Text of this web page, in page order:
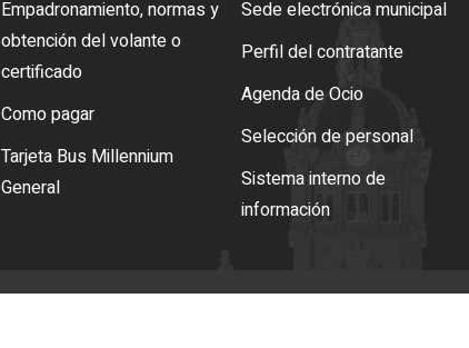
Empadronamiento, normas y
obtención del volante o
certificado
Como pagar
Tarjeta Bus Millennium
General
Sede electrónica municipal
Perfil del contratante
Agenda de Ocio
Selección de personal
Sistema interno de
información